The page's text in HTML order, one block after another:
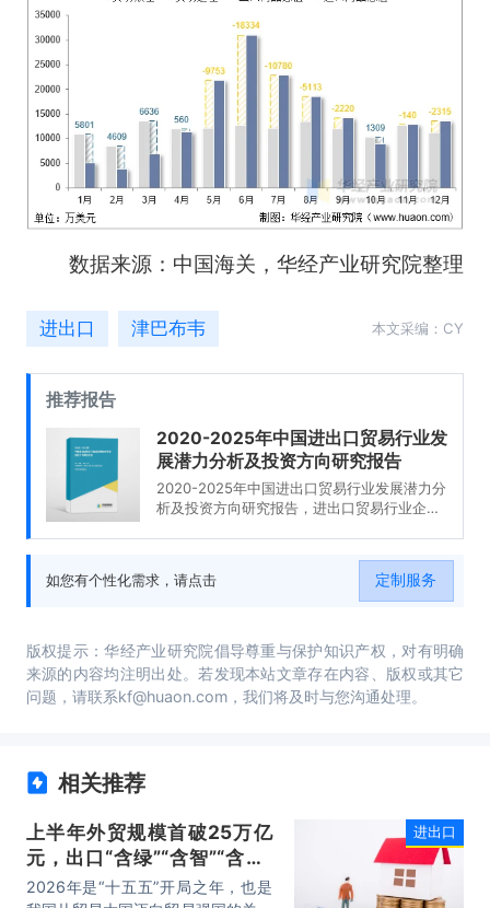
数据来源：中国海关，华经产业研究院整理
进出口 津巴布韦 本文采编：CY
推荐报告
2020-2025年中国进出口贸易行业发
展潜力分析及投资方向研究报告
2020-2025年中国进出口贸易行业发展潜力分
析及投资方向研究报告，进出口贸易行业企业
易行业投资风险与营销分析，2020-2025年中
国进出口贸易行业发展战略及规划建议。
如您有个性化需求，请点击 定制服务
版权提示：华经产业研究院倡导尊重与保护知识产权，对有明确
来源的内容均注明出处。若发现本站文章存在内容、版权或其它
问题，请联系kf@huaon.com，我们将及时与您沟通处理。
相关推荐
上半年外贸规模首破25万亿
元，出口“含绿”“含智”“含新”
量稳步攀升
2026年是“十五五”开局之年，也是
进出口